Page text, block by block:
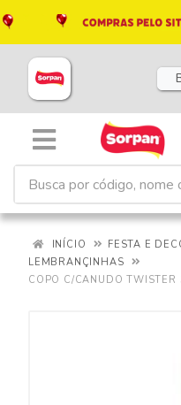
INÍCIO
FESTA E
LEMBRANÇINHAS
COPO C/CANUDO